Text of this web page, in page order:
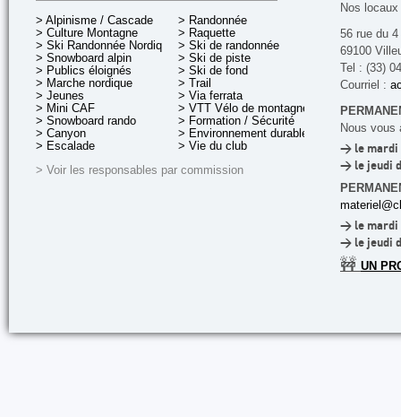
> Alpinisme / Cascade
> Culture Montagne
> Ski Randonnée Nordique
> Snowboard alpin
> Publics éloignés
> Marche nordique
> Jeunes
> Mini CAF
> Snowboard rando
> Canyon
> Escalade
> Randonnée
> Raquette
> Ski de randonnée
> Ski de piste
> Ski de fond
> Trail
> Via ferrata
> VTT Vélo de montagne
> Formation / Sécurité
> Environnement durable
> Vie du club
> Voir les responsables par commission
Nos
56 rue du
69100
Tel : (33)
Courriel :
Nous vous
> le mardi
> le jeudi
> le mardi
> le jeudi
🚧 UN